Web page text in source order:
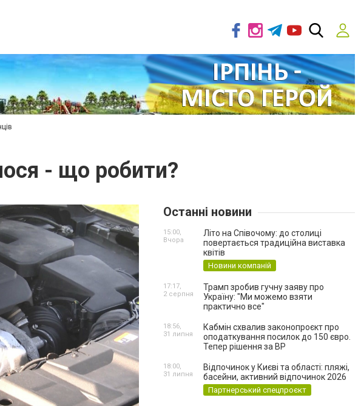
- що робити?
Останні новини
Літо на Співочому: до столиці
повертається традиційна виставка
квітів
Новини компаній
15:00,
Вчора
Трамп зробив гучну заяву про
Україну: "Ми можемо взяти
практично все"
17:17,
2 серпня
Кабмін схвалив законопроєкт про
оподаткування посилок до 150 євро.
Тепер рішення за ВР
18:56,
31 липня
Відпочинок у Києві та області: пляжі,
басейни, активний відпочинок 2026
Партнерський спецпроєкт
18:00,
31 липня